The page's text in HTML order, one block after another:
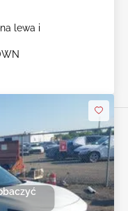
lewa i